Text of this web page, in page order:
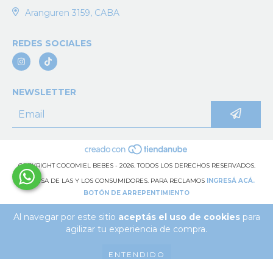
Al navegar por este sitio aceptás el uso de cookiespara
agilizar tu experiencia de compra.
ENTENDIDO
Aranguren 3159, CABA
REDES SOCIALES
NEWSLETTER
COPYRIGHT COCOMIEL BEBES - 2026. TODOS LOS DERECHOS RESERVADOS.
DEFENSA DE LAS Y LOS CONSUMIDORES. PARA RECLAMOS INGRESÁ ACÁ.
BOTÓN DE ARREPENTIMIENTO